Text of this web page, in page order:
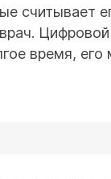
считывает
время,